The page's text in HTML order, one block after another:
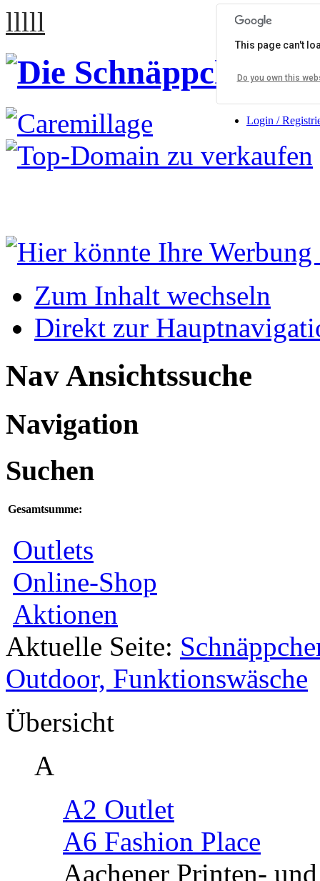
lllll
Login /
Zum Inhalt wechseln
Direkt zur
Nav Ansichtssuche
Navigation
Suchen
Gesamtsumme:
Outlets
Online-Shop
Aktionen
Aktuelle Seite:
Outdoor, Funktionswäsche
Übersicht
A
A2 Outlet
A6 Fashion Place
Aachener Printen-
This page can't
Do you own this